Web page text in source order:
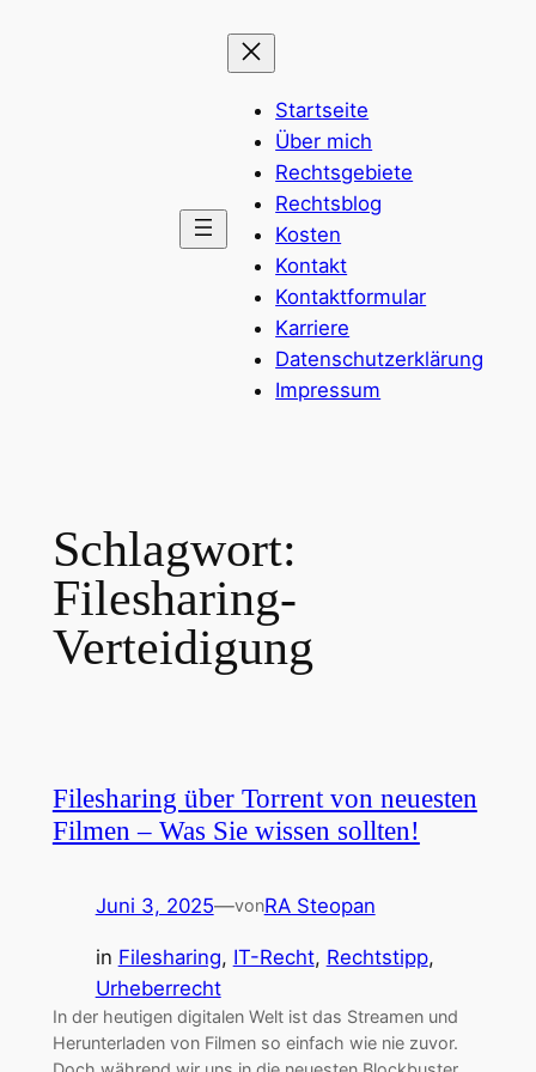
Startseite
Über mich
Rechtsgebiete
Rechtsblog
Kosten
Kontakt
Kontaktformular
Karriere
Datenschutzerklärung
Impressum
Schlagwort:
Filesharing-
Verteidigung
Filesharing über Torrent von neuesten
Filmen – Was Sie wissen sollten!
Juni 3, 2025—vonRA Steopan
in Filesharing, IT-Recht, Rechtstipp
Urheberrecht
In der heutigen digitalen Welt ist das Streamen und
Herunterladen von Filmen so einfach wie nie zuvor.